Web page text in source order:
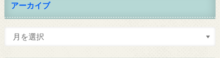
アーカイブ